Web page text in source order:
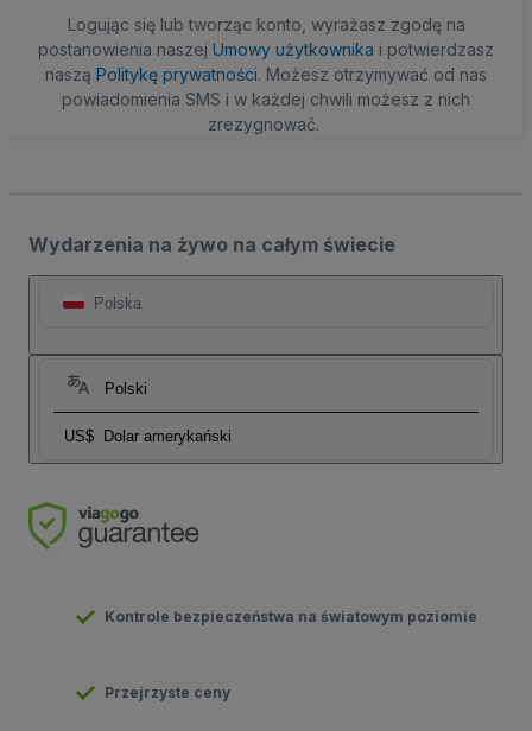
Logując się lub tworząc konto, wyrażasz zgodę na
postanowienia naszej Umowy użytkownika i potwierdzasz
naszą Politykę prywatności. Możesz otrzymywać od nas
powiadomienia SMS i w każdej chwili możesz z nich
zrezygnować.
Wydarzenia na żywo na całym świecie
Polska
Polski
US$ Dolar amerykański
Kontrole bezpieczeństwa na światowym poziomie
Przejrzyste ceny